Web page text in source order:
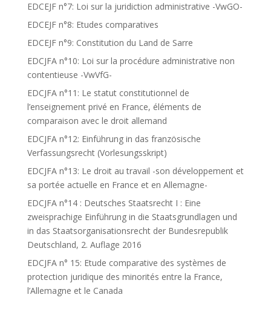
EDCEJF n°7: Loi sur la juridiction administrative -VwGO-
EDCEJF n°8: Etudes comparatives
EDCEJF n°9: Constitution du Land de Sarre
EDCJFA n°10: Loi sur la procédure administrative non
contentieuse -VwVfG-
EDCJFA n°11: Le statut constitutionnel de
l’enseignement privé en France, éléments de
comparaison avec le droit allemand
EDCJFA n°12: Einführung in das französische
Verfassungsrecht (Vorlesungsskript)
EDCJFA n°13: Le droit au travail -son développement et
sa portée actuelle en France et en Allemagne-
EDCJFA n°14 : Deutsches Staatsrecht I : Eine
zweisprachige Einführung in die Staatsgrundlagen und
in das Staatsorganisationsrecht der Bundesrepublik
Deutschland, 2. Auflage 2016
EDCJFA n° 15: Etude comparative des systèmes de
protection juridique des minorités entre la France,
l’Allemagne et le Canada